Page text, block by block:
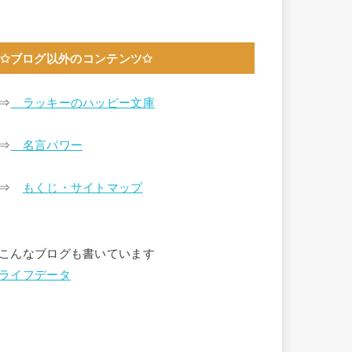
✩ブログ以外のコンテンツ✩
⇒ ラッキーのハッピー文庫
⇒ 名言パワー
⇒ もくじ・サイトマップ
こんなブログも書いています
ライフデータ